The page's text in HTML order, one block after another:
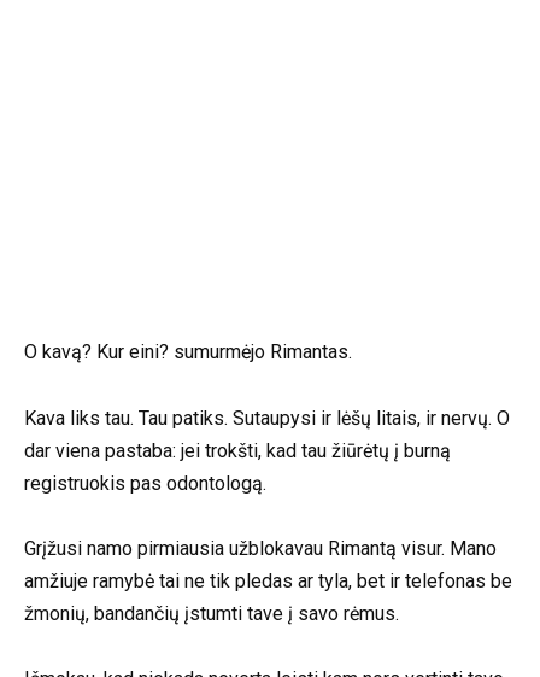
O kavą? Kur eini? sumurmėjo Rimantas.
Kava liks tau. Tau patiks. Sutaupysi ir lėšų litais, ir nervų. O
dar viena pastaba: jei trokšti, kad tau žiūrėtų į burną
registruokis pas odontologą.
Grįžusi namo pirmiausia užblokavau Rimantą visur. Mano
amžiuje ramybė tai ne tik pledas ar tyla, bet ir telefonas be
žmonių, bandančių įstumti tave į savo rėmus.